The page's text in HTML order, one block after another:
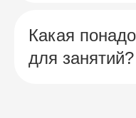
Какая
для занятий?